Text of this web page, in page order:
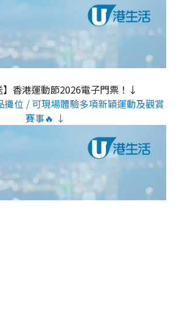
香港運動節2026電子門票！↓
位 / 可現場體驗多項新穎運動及觀賞
賽事🔥 ↓